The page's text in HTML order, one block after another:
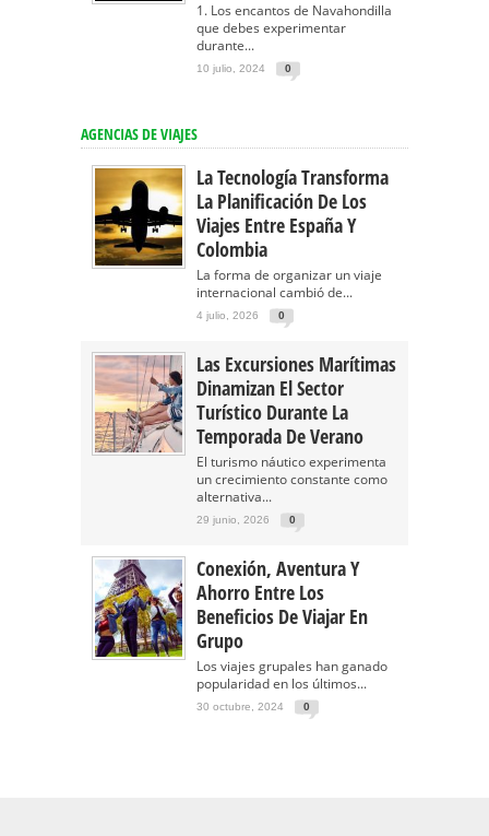
1. Los encantos de Navahondilla
que debes experimentar
durante...
10 julio, 2024 0
AGENCIAS DE VIAJES
La Tecnología Transforma
La Planificación De Los
Viajes Entre España Y
Colombia
La forma de organizar un viaje
internacional cambió de...
4 julio, 2026 0
Las Excursiones Marítimas
Dinamizan El Sector
Turístico Durante La
Temporada De Verano
El turismo náutico experimenta
un crecimiento constante como
alternativa...
29 junio, 2026 0
Conexión, Aventura Y
Ahorro Entre Los
Beneficios De Viajar En
Grupo
Los viajes grupales han ganado
popularidad en los últimos...
30 octubre, 2024 0